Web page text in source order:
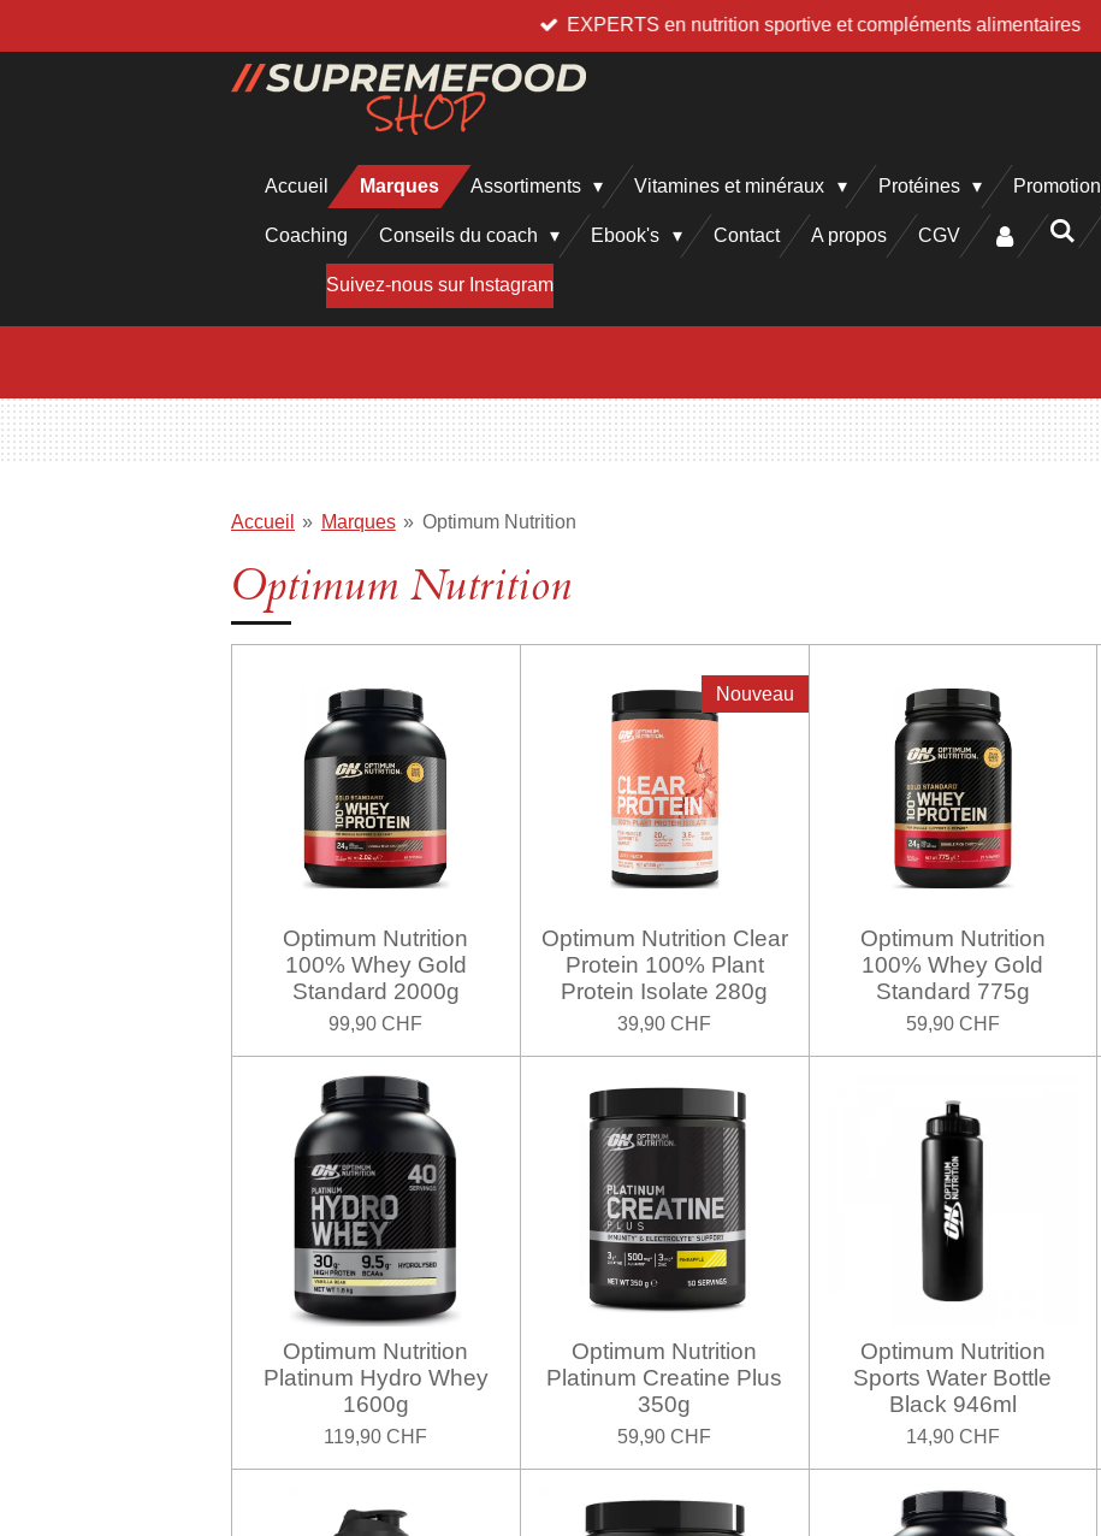
au
EXPERTS en nutrition sportive et compléments alimentaires
Accueil Marques Assortiments Vitamines et minéraux Protéines Promotion
Coaching Conseils du coach Ebook's Contact A propos CGV
Suivez-nous sur Instagram
Accueil » Marques » Optimum Nutrition
Optimum Nutrition
Optimum Nutrition
100% Whey Gold
Standard 2000g
99,90 CHF
Nouveau
Optimum Nutrition Clear
Protein 100% Plant
Protein Isolate 280g
39,90 CHF
Optimum Nutrition
100% Whey Gold
Standard 775g
59,90 CHF
Optimum Nutrition
Platinum Hydro Whey
1600g
119,90 CHF
Optimum Nutrition
Platinum Creatine Plus
350g
59,90 CHF
Optimum Nutrition
Sports Water Bottle
Black 946ml
14,90 CHF